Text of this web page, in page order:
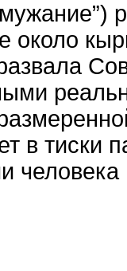
около
в тиски